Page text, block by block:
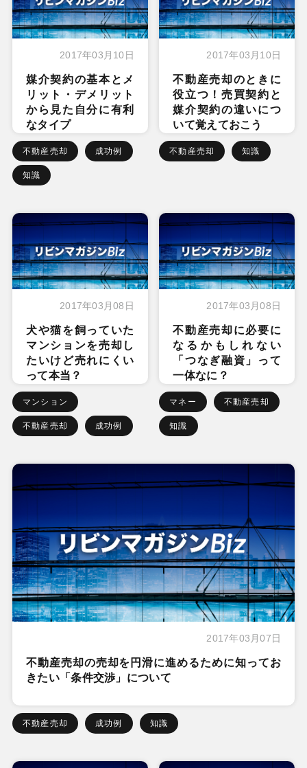
2017年03月10日
媒介契約の基本とメ
リット・デメリット
から見た自分に有利
なタイプ
不動産売却 成功例
知識
2017年03月10日
不動産売却のときに
役立つ！売買契約と
媒介契約の違いにつ
いて覚えておこう
不動産売却 知識
2017年03月08日
犬や猫を飼っていた
マンションを売却し
たいけど売れにくい
って本当？
マンション
不動産売却 成功例
2017年03月08日
不動産売却に必要に
なるかもしれない
「つなぎ融資」って
一体なに？
マネー 不動産売却
知識
2017年03月07日
不動産売却の売却を円滑に進めるために知ってお
きたい「条件交渉」について
不動産売却 成功例 知識